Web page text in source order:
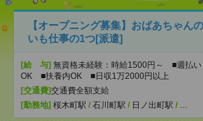
【オープニング募集】おばあちゃん
いも仕事の1つ[派遣]
[給 与] 無資格未経験：時給1500円～ ■週払い
OK ■扶養内OK ■日収1万2000円以上
[交通費]交通費全額支給
[勤務地] 桜木町駅 / 石川町駅 / 日ノ出町駅 / …